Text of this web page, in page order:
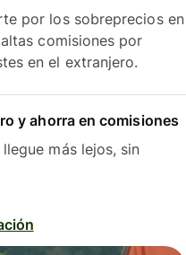
por los sobreprecios en
comisiones por
en el extranjero.
y ahorra en comisiones
más lejos, sin